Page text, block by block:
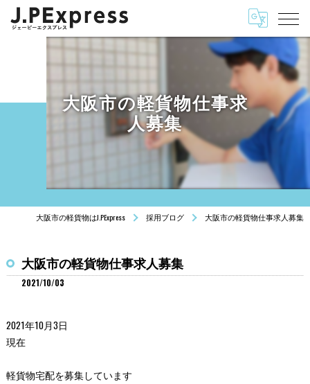
大阪市の軽貨物仕事求
人募集
大阪市の軽貨物はJ.PExpress 採用ブログ 大阪市の軽貨物仕事求人募集
大阪市の軽貨物仕事求人募集
2021/10/03
2021年10月3日
現在
軽貨物宅配を募集しています